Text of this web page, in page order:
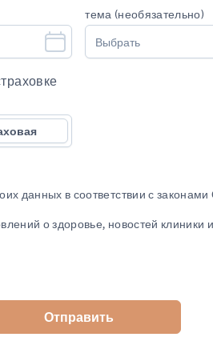
тема (необязательно)
Выбрать
данных в соответствии с
о здоровье, новостей
Отправить